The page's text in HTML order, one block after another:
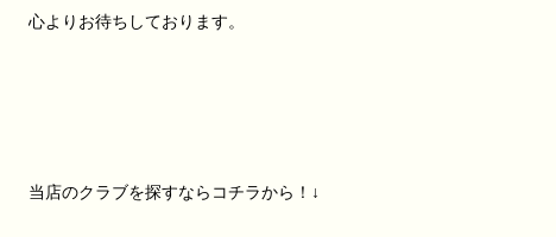
心よりお待ちしております。
当店のクラブを探すならコチラから！↓